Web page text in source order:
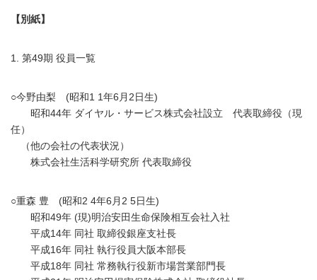
【別紙】
1. 第49期 役員一覧
○今野由梨 (昭和1 1年6月2日生)
昭和44年 ダイヤル・サービス株式会社設立 代表取締役（現
任）
（他の会社の代表状況）
株式会社生活科学研究所 代表取締役
○重森 豊 (昭和2 4年6月2 5日生)
昭和49年 (現)明治安田生命保険相互会社入社
平成14年 同社 取締役銀座支社長
平成16年 同社 執行役員大阪本部長
平成18年 同社 常務執行役新市場営業部門長